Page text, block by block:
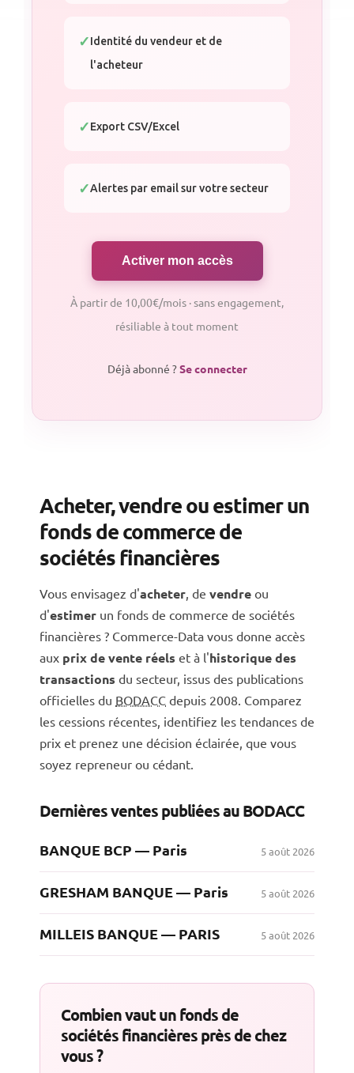
Identité du vendeur et de
l'acheteur
Export CSV/Excel
Alertes par email sur votre secteur
Activer mon accès
À partir de 10,00€/mois · sans engagement,
résiliable à tout moment
Déjà abonné ?Se connecter
Acheter, vendre ou estimer un
fonds de commerce de
sociétés financières
Vous envisagez d'acheter , de vendre ou
d'estimer un fonds de commerce de sociétés
financières ? Commerce-Data vous donne accès
aux prix de vente réels et à l'historique des
transactions du secteur, issus des publications
officielles du BODACC depuis 2008. Comparez
les cessions récentes, identifiez les tendances de
prix et prenez une décision éclairée, que vous
soyez repreneur ou cédant.
Dernières ventes publiées au BODACC
BANQUE BCP — Paris 5 août 2026
GRESHAM BANQUE — Paris 5 août 2026
MILLEIS BANQUE — PARIS 5 août 2026
Combien vaut un fonds de
sociétés financières près de chez
vous ?